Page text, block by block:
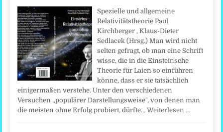
Spezielle und allgemeine
Relativitätstheorie Paul
Kirchberger , Klaus-Dieter
Sedlacek (Hrsg.) Man wird nicht
selten gefragt, ob man eine Schrift
wisse, die in die Einsteinsche
Theorie für Laien so einführen
könne, dass er sie tatsächlich
einigermaßen verstehe. Unter den verschiedenen
Versuchen „populärer Darstellungsweise", von denen man
die meisten ohne Erfolg probiert, dürfte…Weiterlesen …